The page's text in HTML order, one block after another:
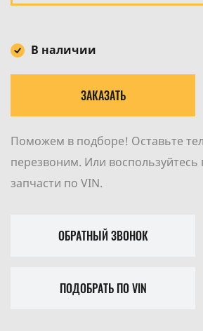
В наличии
ЗАКАЗАТЬ
Поможем в подборе! Оставьте
перезвоним. Или
запчасти по VIN.
ОБРАТНЫЙ ЗВОНОК
ПОДОБРАТЬ ПО VIN